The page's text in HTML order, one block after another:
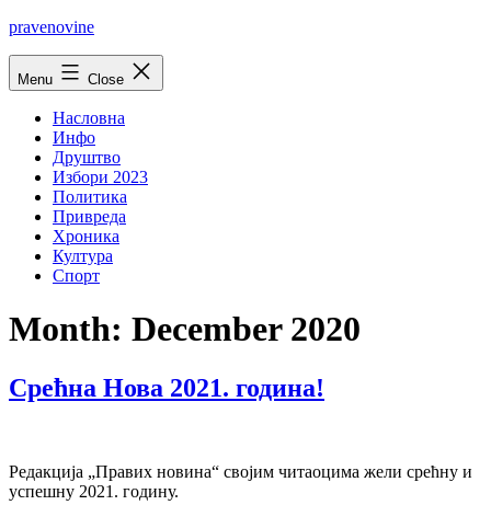
Skip
pravenovine
Menu Close
Насловна
Инфо
Друштво
Избори 2023
Политика
Привреда
Хроника
Култура
Спорт
Month: December 2020
Срећна Нова 2021. година!
Редакција „Правих новина“ својим читаоцима жели срећну и
успешну 2021. годину.